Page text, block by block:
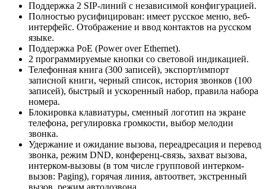
Поддержка 2 SIP-линий с независимой конфигурацией.
Полностью русифицирован: имеет русское меню, веб-
интерфейс. Отображение и ввод контактов на русском
языке.
Поддержка РоЕ (Power over Ethernet).
2 программируемые кнопки со световой индикацией.
Телефонная книга (300 записей), экспорт/импорт
записной книги, черный список, история звонков (100
записей), быстрый и ускоренный набор, правила набора
номера.
Блокировка клавиатуры, сменный логотип на экране
телефона, регулировка громкости, выбор мелодии
звонка.
Удержание и ожидание вызова, переадресация и перевод
звонка, режим DND, конференц-связь, захват вызова,
интерком-вызовы (в том числе групповой интерком-
вызов: Paging), горячая линия, автоответ, экстренный
вызов, режим автодозвона.